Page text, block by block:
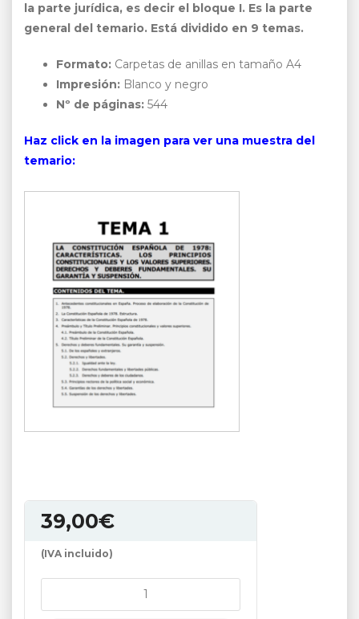
la parte jurídica, es decir el bloque I. Es la parte
general del temario. Está dividido en 9 temas.
Formato: Carpetas de anillas en tamaño A4
Impresión: Blanco y negro
Nº de páginas: 544
Haz click en la imagen para ver una muestra del
temario:
39,00€
(IVA incluido)
Auxiliar